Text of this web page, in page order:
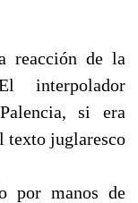
reacción de la
interpolador
si era
texto juglaresco
manos de